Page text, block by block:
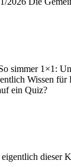
simmer 1×1:
Wissen für
ein Quiz?
dieser